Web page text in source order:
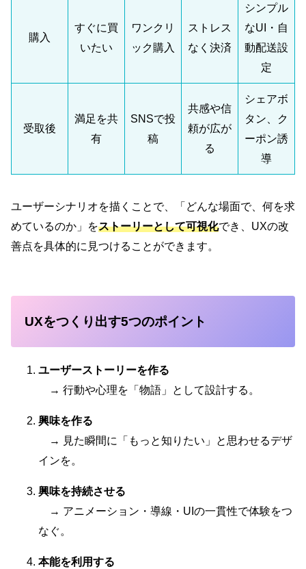
購入
すぐに買
いたい
ワンクリ
ック購入
ストレス
なく決済
シンプル
なUI・自
動配送設
定
受取後
満足を共
有
SNSで投
稿
共感や信
頼が広が
る
シェアボ
タン、ク
ーポン誘
導
ユーザーシナリオを描くことで、「どんな場面で、何を求
めているのか」をストーリーとして可視化でき、UXの改
善点を具体的に見つけることができます。
UXをつくり出す5つのポイント
ユーザーストーリーを作る
→ 行動や心理を「物語」として設計する。
興味を作る
→ 見た瞬間に「もっと知りたい」と思わせるデザ
インを。
興味を持続させる
→ アニメーション・導線・UIの一貫性で体験をつ
なぐ。
本能を利用する